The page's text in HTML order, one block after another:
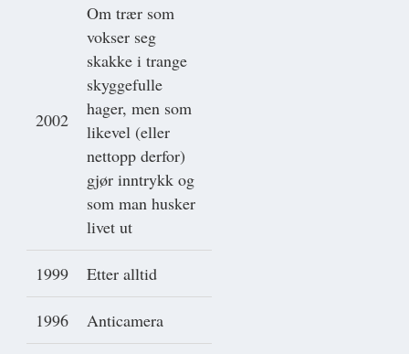
2002
Om trær som
vokser seg
skakke i trange
skyggefulle
hager, men som
likevel (eller
nettopp derfor)
gjør inntrykk og
som man husker
livet ut
1999 Etter alltid
1996 Anticamera